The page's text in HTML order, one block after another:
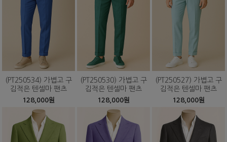
(PT250534) 가볍고 구
김적은 텐셀마 팬츠
128,000원
(PT250530) 가볍고 구
김적은 텐셀마 팬츠
128,000원
(PT250527) 가볍고 구
김적은 텐셀마 팬츠
128,000원